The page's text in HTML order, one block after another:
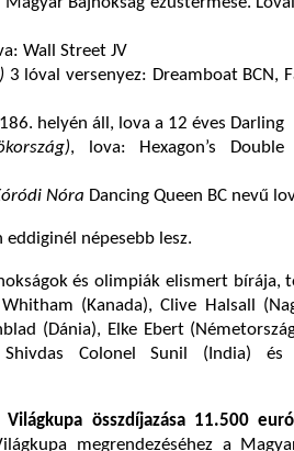
Wall Street JV
3 lóval versenyez: Dreamboat BCN,
helyén áll, lova a 12 éves Darling
, lova: Hexagon’s
Nóra Dancing Queen BC nevű
népesebb lesz.
és olimpiák elismert bírája,
(Kanada), Clive Halsall
(Dánia), Elke Ebert
Colonel Sunil (India) és
összdíjazása 11.500
megrendezéséhez a